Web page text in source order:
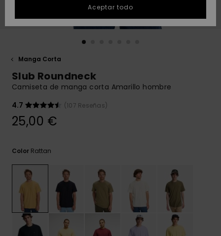
Inicia una
conversación
la respuesta
más rápida a
conversación
respuestas a
las preguntas
Consultar
las FAQ
Manga Corta
Slub Roundneck
Camiseta de manga corta Amarillo hombre
4.7
(107 Reseñas)
25,00 €
Color Rattan
Aceptar todo